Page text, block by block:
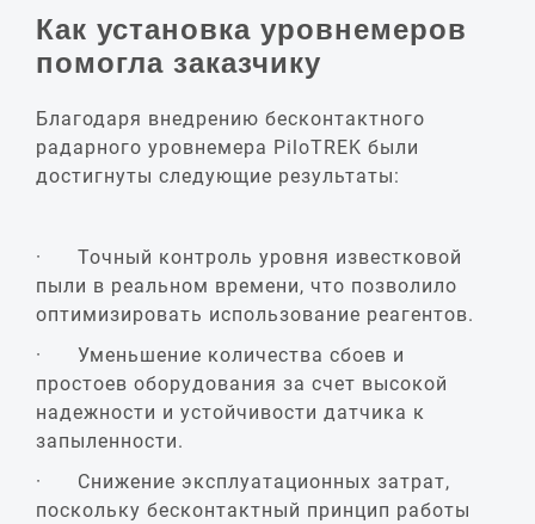
Как установка уровнемеров
помогла заказчику
Благодаря внедрению бесконтактного
радарного уровнемера PiloTREK были
достигнуты следующие результаты:
· Точный контроль уровня известковой
пыли в реальном времени, что позволило
оптимизировать использование реагентов.
· Уменьшение количества сбоев и
простоев оборудования за счет высокой
надежности и устойчивости датчика к
запыленности.
· Снижение эксплуатационных затрат,
поскольку бесконтактный принцип работы